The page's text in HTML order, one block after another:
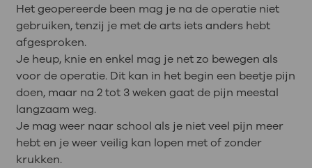
Het geopereerde been mag je na de operatie niet
gebruiken, tenzij je met de arts iets anders hebt
afgesproken.
Je heup, knie en enkel mag je net zo bewegen als
voor de operatie. Dit kan in het begin een beetje pijn
doen, maar na 2 tot 3 weken gaat de pijn meestal
langzaam weg.
Je mag weer naar school als je niet veel pijn meer
hebt en je weer veilig kan lopen met of zonder
krukken.